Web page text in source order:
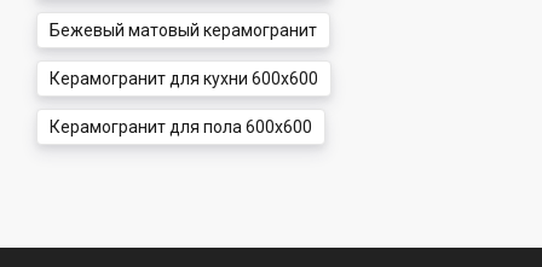
Бежевый матовый керамогранит
Керамогранит для кухни 600x600
Керамогранит для пола 600x600